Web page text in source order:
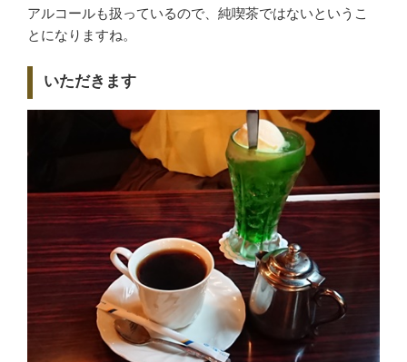
アルコールも扱っているので、純喫茶ではないというこ
とになりますね。
いただきます